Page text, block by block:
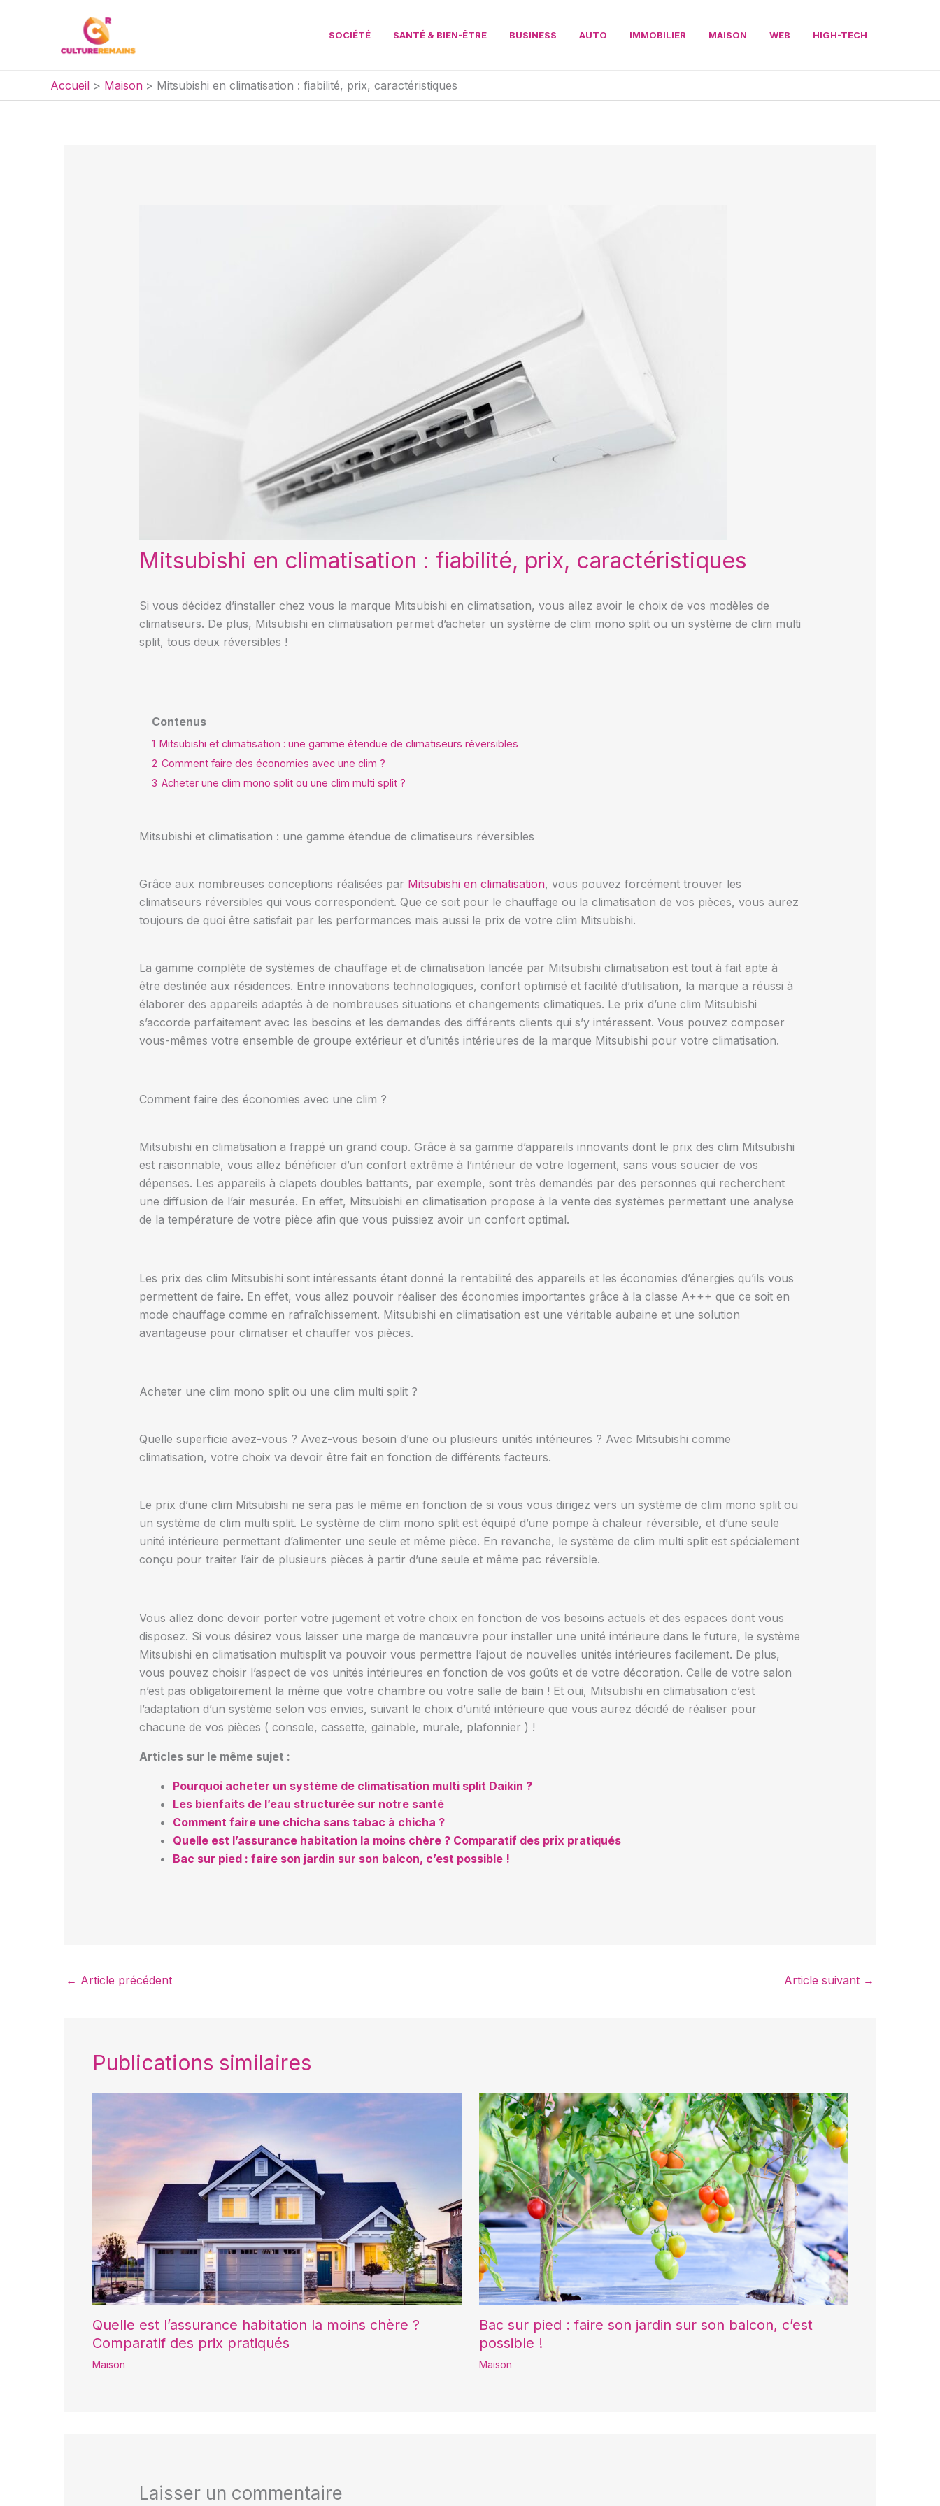
SOCIÉTÉ SANTÉ & BIEN-ÊTRE BUSINESS AUTO IMMOBILIER MAISON WEB HIGH-TECH
Accueil Maison Mitsubishi en climatisation : fiabilité, prix, caractéristiques
Mitsubishi en climatisation : fiabilité, prix, caractéristiques
Si vous décidez d’installer chez vous la marque Mitsubishi en climatisation, vous allez avoir le choix de vos modèles de
climatiseurs. De plus, Mitsubishi en climatisation permet d’acheter un système de clim mono split ou un système de clim multi
split, tous deux réversibles !
Contenus
1 Mitsubishi et climatisation : une gamme étendue de climatiseurs réversibles
2 Comment faire des économies avec une clim ?
3 Acheter une clim mono split ou une clim multi split ?
Mitsubishi et climatisation : une gamme étendue de climatiseurs réversibles
Grâce aux nombreuses conceptions réalisées par Mitsubishi en climatisation, vous pouvez forcément trouver les
climatiseurs réversibles qui vous correspondent. Que ce soit pour le chauffage ou la climatisation de vos pièces, vous aurez
toujours de quoi être satisfait par les performances mais aussi le prix de votre clim Mitsubishi.
La gamme complète de systèmes de chauffage et de climatisation lancée par Mitsubishi climatisation est tout à fait apte à
être destinée aux résidences. Entre innovations technologiques, confort optimisé et facilité d’utilisation, la marque a réussi à
élaborer des appareils adaptés à de nombreuses situations et changements climatiques. Le prix d’une clim Mitsubishi
s’accorde parfaitement avec les besoins et les demandes des différents clients qui s’y intéressent. Vous pouvez composer
vous-mêmes votre ensemble de groupe extérieur et d’unités intérieures de la marque Mitsubishi pour votre climatisation.
Comment faire des économies avec une clim ?
Mitsubishi en climatisation a frappé un grand coup. Grâce à sa gamme d’appareils innovants dont le prix des clim Mitsubishi
est raisonnable, vous allez bénéficier d’un confort extrême à l’intérieur de votre logement, sans vous soucier de vos
dépenses. Les appareils à clapets doubles battants, par exemple, sont très demandés par des personnes qui recherchent
une diffusion de l’air mesurée. En effet, Mitsubishi en climatisation propose à la vente des systèmes permettant une analyse
de la température de votre pièce afin que vous puissiez avoir un confort optimal.
Les prix des clim Mitsubishi sont intéressants étant donné la rentabilité des appareils et les économies d’énergies qu’ils vous
permettent de faire. En effet, vous allez pouvoir réaliser des économies importantes grâce à la classe A+++ que ce soit en
mode chauffage comme en rafraîchissement. Mitsubishi en climatisation est une véritable aubaine et une solution
avantageuse pour climatiser et chauffer vos pièces.
Acheter une clim mono split ou une clim multi split ?
Quelle superficie avez-vous ? Avez-vous besoin d’une ou plusieurs unités intérieures ? Avec Mitsubishi comme
climatisation, votre choix va devoir être fait en fonction de différents facteurs.
Le prix d’une clim Mitsubishi ne sera pas le même en fonction de si vous vous dirigez vers un système de clim mono split ou
un système de clim multi split. Le système de clim mono split est équipé d’une pompe à chaleur réversible, et d’une seule
unité intérieure permettant d’alimenter une seule et même pièce. En revanche, le système de clim multi split est spécialement
conçu pour traiter l’air de plusieurs pièces à partir d’une seule et même pac réversible.
Vous allez donc devoir porter votre jugement et votre choix en fonction de vos besoins actuels et des espaces dont vous
disposez. Si vous désirez vous laisser une marge de manœuvre pour installer une unité intérieure dans le future, le système
Mitsubishi en climatisation multisplit va pouvoir vous permettre l’ajout de nouvelles unités intérieures facilement. De plus,
vous pouvez choisir l’aspect de vos unités intérieures en fonction de vos goûts et de votre décoration. Celle de votre salon
n’est pas obligatoirement la même que votre chambre ou votre salle de bain ! Et oui, Mitsubishi en climatisation c’est
l’adaptation d’un système selon vos envies, suivant le choix d’unité intérieure que vous aurez décidé de réaliser pour
chacune de vos pièces ( console, cassette, gainable, murale, plafonnier ) !
Articles sur le même sujet :
Pourquoi acheter un système de climatisation multi split Daikin ?
Les bienfaits de l’eau structurée sur notre santé
Comment faire une chicha sans tabac à chicha ?
Quelle est l’assurance habitation la moins chère ? Comparatif des prix pratiqués
Bac sur pied : faire son jardin sur son balcon, c’est possible !
← Article précédent Article suivant →
Publications similaires
Quelle est l’assurance habitation la moins chère ?
Comparatif des prix pratiqués
Maison
Bac sur pied : faire son jardin sur son balcon, c’est
possible !
Maison
Laisser un commentaire